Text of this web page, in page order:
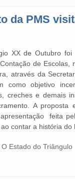
da PMS
XX de Outubro
de
através da
como objetivo
creches e demais
A proposta
feita
contar a história do
O Estado do Triângulo